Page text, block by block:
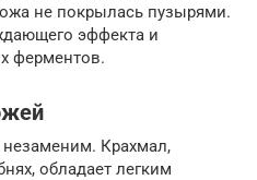
не покрылась пузырями.
эффекта и
ферментов.
Крахмал,
обладает легким